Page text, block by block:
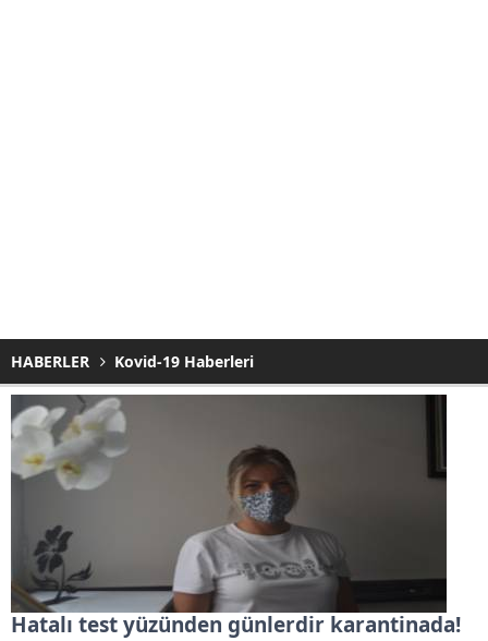
HABERLER Kovid-19 Haberleri
Hatalı test yüzünden günlerdir karantinada!